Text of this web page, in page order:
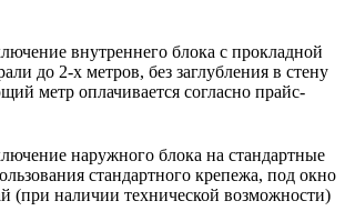
внутреннего блока с прокладной
до 2-х метров, без заглубления в стену
метр оплачивается согласно прайс-
наружного блока на стандартные
стандартного крепежа, под окно
(при наличии технической возможности)